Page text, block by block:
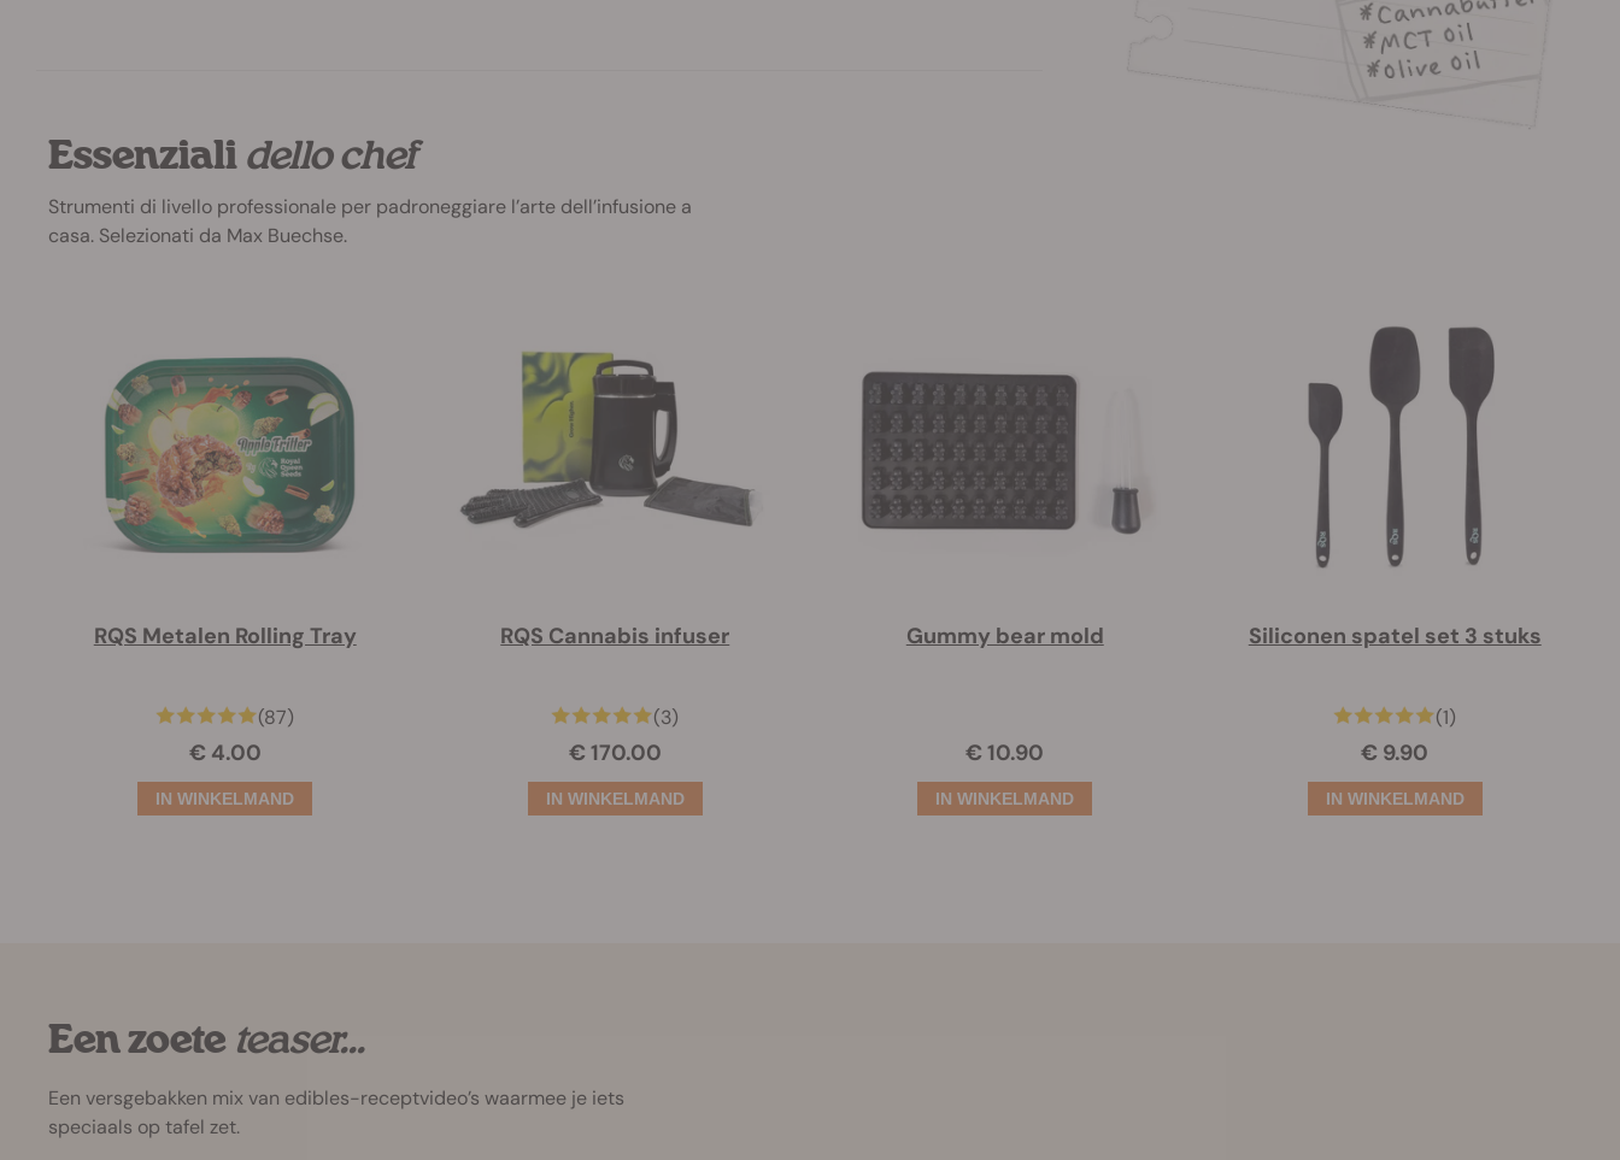
Essenziali dello chef
Strumenti di livello professionale per padroneggiare l’arte dell’infusione a
casa. Selezionati da Max Buechse.
RQS Metalen Rolling Tray
(87)
€ 4.00
RQS Cannabis infuser
(3)
€ 170.00
Gummy bear mold
€ 10.90
Siliconen spatel set 3 stuks
(1)
€ 9.90
Een zoete teaser…
Een versgebakken mix van edibles-receptvideo’s waarmee je iets
speciaals op tafel zet.